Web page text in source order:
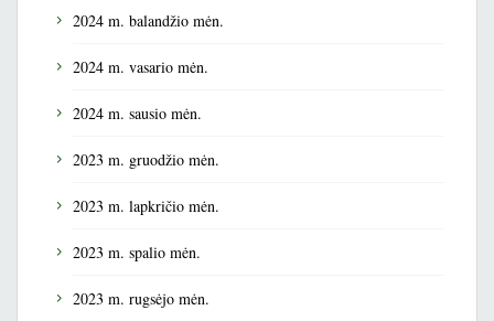
2024 m. balandžio mėn.
2024 m. vasario mėn.
2024 m. sausio mėn.
2023 m. gruodžio mėn.
2023 m. lapkričio mėn.
2023 m. spalio mėn.
2023 m. rugsėjo mėn.